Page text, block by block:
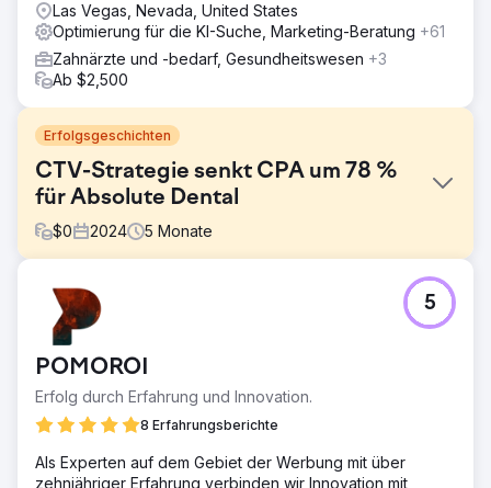
Las Vegas, Nevada, United States
Optimierung für die KI-Suche, Marketing-Beratung +61
Zahnärzte und -bedarf, Gesundheitswesen +3
Ab $2,500
Erfolgsgeschichten
CTV-Strategie senkt CPA um 78 %
für Absolute Dental
$0 2024 5 Monate
Herausforderung
Absolute Dental, einer der größten Dentaldienstleister
Nevadas, wollte den Einfluss von Connected TV (CTV)
auf die Terminbuchungszahlen über sein Online-Formular
bewerten. Ziel war es, die Kosten pro Akquisition (CPA)
zu senken und gleichzeitig die allgemeine
Anzeigeneffektivität über alle digitalen Kanäle hinweg zu
verbessern.
Lösung
POMOROI
Erfolg durch Erfahrung und Innovation.
8 Erfahrungsberichte
5
Als Experten auf dem Gebiet der Werbung mit über
zehnjähriger Erfahrung verbinden wir Innovation mit